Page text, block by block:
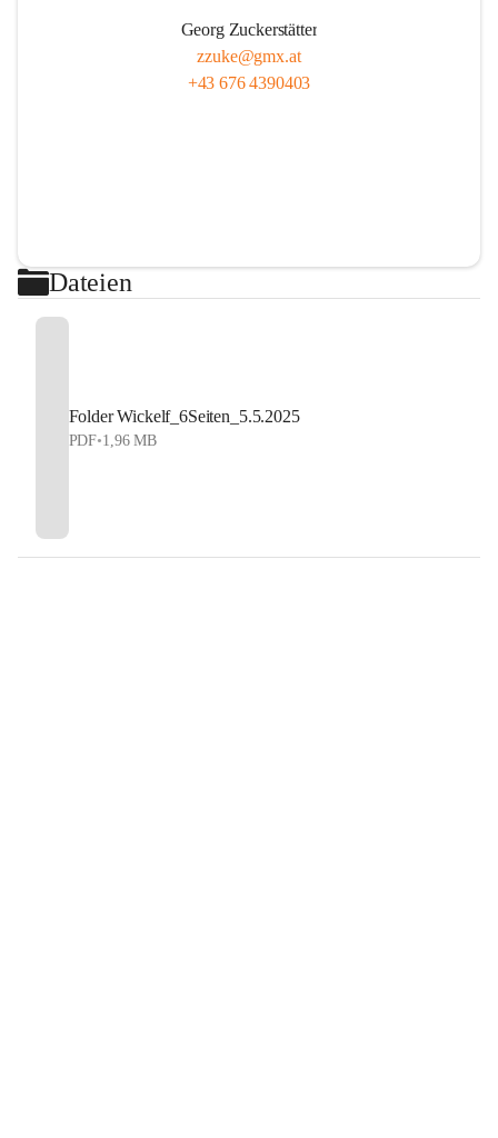
Georg Zuckerstätter
zzuke@gmx.at
+43 676 4390403
Dateien
Folder Wickelf_6Seiten_5.5.2025
PDF•1,96 MB